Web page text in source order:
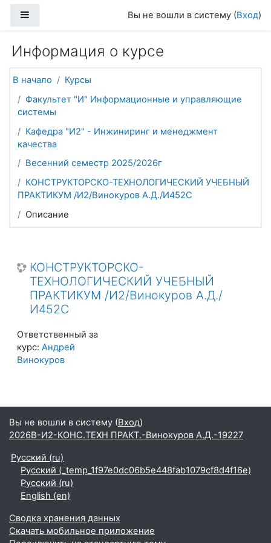
Вы не вошли в систему (Вход)
Информация о курсе
В начало
Курсы
Факультет "И" Информационные и управляющие
системы
Кафедра "И2" - Инжиниринг и менеджмент
качества
Весенний семестр 2025/2026г
КОНСТРУКТОРСКО-ТЕХНОЛОГИЧЕСКИЙ УЧЕБНЫЙ
ПРАКТИКУМ /И2/Винокуров А.Д./И452С
Описание
КОНСТРУКТОРСКО-
ТЕХНОЛОГИЧЕСКИЙ УЧЕБНЫЙ
ПРАКТИКУМ /И2/Винокуров А.Д./
И452С
Ответственный за
курс: Андрей
Винокуров
Вы не вошли в систему (Вход)
2026В-И2-КОНС.ТЕХН ПРАКТ.-Винокуров А.Д.-19227
Русский ‎(ru)‎
Русский ‎(_temp_1f97e0dc06b5e448fab1079cf8d4f16e)‎
Русский ‎(ru)‎
English ‎(en)‎
Сводка хранения данных
Скачать мобильное приложение